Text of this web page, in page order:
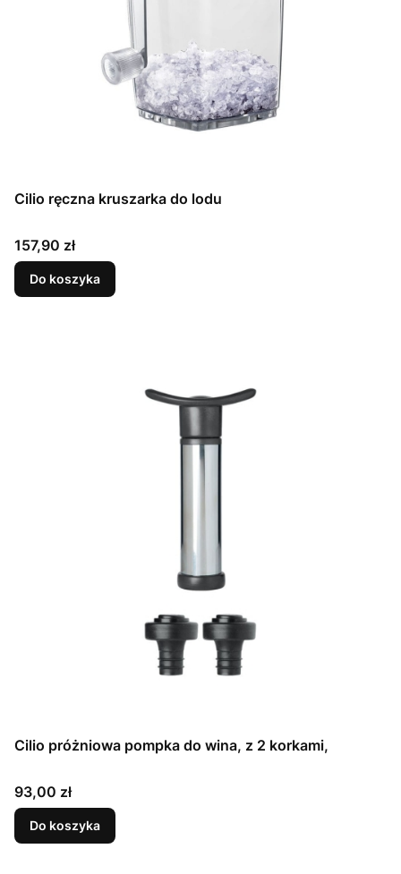
Cilio ręczna kruszarka do lodu
Cena
157,90 zł
Do koszyka
Cilio próżniowa pompka do wina, z 2 korkami,
Cena
93,00 zł
Do koszyka